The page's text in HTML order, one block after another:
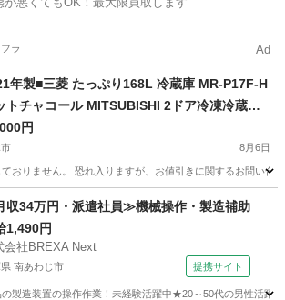
ラ Ad
年製■三菱 たっぷり168L 冷蔵庫 MR-P17F-H
トチャコール MITSUBISHI 2ドア冷凍冷蔵庫
暮らし 小型冷蔵庫
円
8月6日
おりません。 恐れ入りますが、お値引きに関するお問い
ッチン家電
34万円・派遣社員≫機械操作・製造補助
1,490円
会社BREXA Next
南あわじ市 提携サイト
の製造装置の操作作業！未経験活躍中★20～50代の男性活